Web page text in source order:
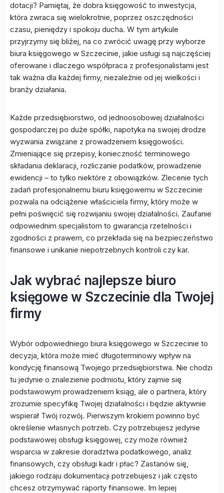
dotacji? Pamiętaj, że dobra księgowość to inwestycja,
która zwraca się wielokrotnie, poprzez oszczędności
czasu, pieniędzy i spokoju ducha. W tym artykule
przyjrzymy się bliżej, na co zwrócić uwagę przy wyborze
biura księgowego w Szczecinie, jakie usługi są najczęściej
oferowane i dlaczego współpraca z profesjonalistami jest
tak ważna dla każdej firmy, niezależnie od jej wielkości i
branży działania.
Każde przedsiębiorstwo, od jednoosobowej działalności
gospodarczej po duże spółki, napotyka na swojej drodze
wyzwania związane z prowadzeniem księgowości.
Zmieniające się przepisy, konieczność terminowego
składania deklaracji, rozliczanie podatków, prowadzenie
ewidencji – to tylko niektóre z obowiązków. Zlecenie tych
zadań profesjonalnemu biuru księgowemu w Szczecinie
pozwala na odciążenie właściciela firmy, który może w
pełni poświęcić się rozwijaniu swojej działalności. Zaufanie
odpowiednim specjalistom to gwarancja rzetelności i
zgodności z prawem, co przekłada się na bezpieczeństwo
finansowe i unikanie niepotrzebnych kontroli czy kar.
Jak wybrać najlepsze biuro
księgowe w Szczecinie dla Twojej
firmy
Wybór odpowiedniego biura księgowego w Szczecinie to
decyzja, która może mieć długoterminowy wpływ na
kondycję finansową Twojego przedsiębiorstwa. Nie chodzi
tu jedynie o znalezienie podmiotu, który zajmie się
podstawowym prowadzeniem ksiąg, ale o partnera, który
zrozumie specyfikę Twojej działalności i będzie aktywnie
wspierał Twój rozwój. Pierwszym krokiem powinno być
określenie własnych potrzeb. Czy potrzebujesz jedynie
podstawowej obsługi księgowej, czy może również
wsparcia w zakresie doradztwa podatkowego, analiz
finansowych, czy obsługi kadr i płac? Zastanów się,
jakiego rodzaju dokumentacji potrzebujesz i jak często
chcesz otrzymywać raporty finansowe. Im lepiej